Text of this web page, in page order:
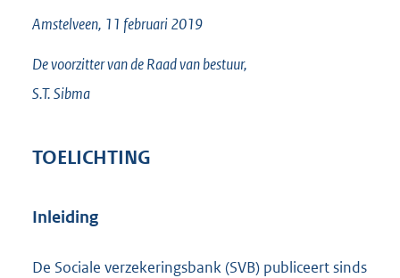
Amstelveen, 11 februari 2019
De voorzitter van de Raad van bestuur,
S.T.Sibma
TOELICHTING
Inleiding
De Sociale verzekeringsbank (SVB) publiceert sinds